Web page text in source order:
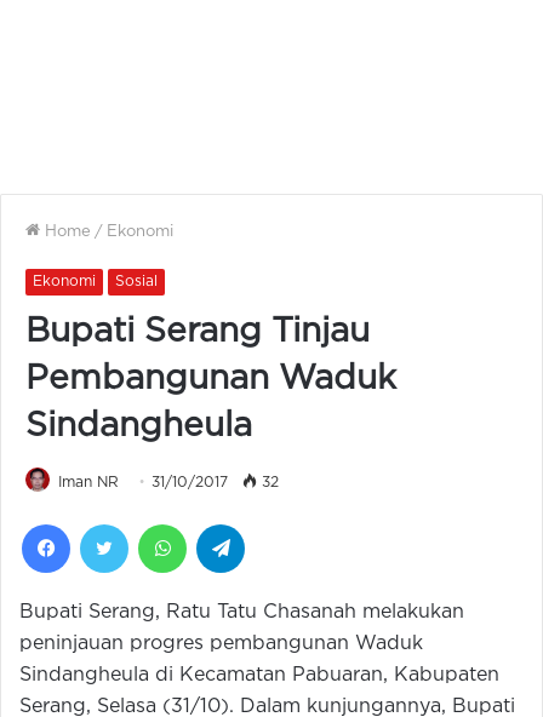
Home / Ekonomi
Ekonomi Sosial
Bupati Serang Tinjau
Pembangunan Waduk
Sindangheula
Iman NR 31/10/2017 32
FacebookTwitter WhatsApp
Bupati Serang, Ratu Tatu Chasanah melakukan
peninjauan progres pembangunan Waduk
Sindangheula di Kecamatan Pabuaran, Kabupaten
Serang, Selasa (31/10). Dalam kunjungannya, Bupati